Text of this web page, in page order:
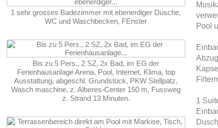
1 sehr grosses Badezimmer mit ebenerdiger Dusche,
WC und Waschbecken, FEnster
Bis zu 5 Pers., 2 SZ, 2x Bad, im EG der
Ferienhausanlage Arena, Pool, Internet, Klima, top
Ausstattung, abgeschl. Grundstück, PKW Stellpatz,
Wasch maschine, z. Alberes-Center 150 m, Fussweg
z. Strand 13 Minuten.
Pool
1